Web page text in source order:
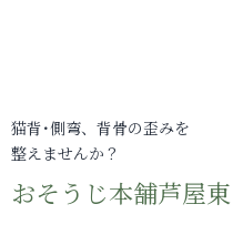
猫背･側弯、背骨の歪みを
整えませんか？
おそうじ本舗芦屋東